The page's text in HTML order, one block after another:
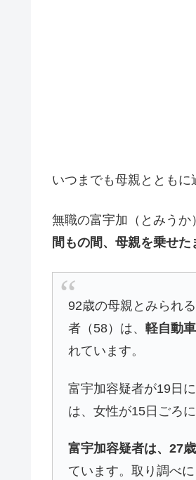
いつまでも母親ととも
無職の富宇加（とみうか
間もの間、母親を乗せ
92歳の母親とみられ
者（58）は、 軽自動
れています。
富宇加容疑者が19日
は、女性が15日ごろ
富宇加容疑者は、27
ています。取り調べ